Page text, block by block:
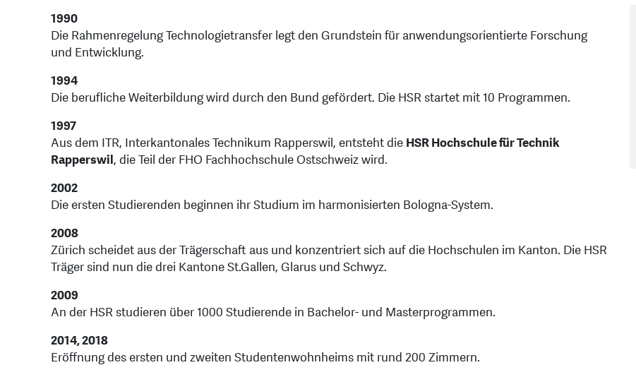
1990
Die Rahmenregelung Technologietransfer legt den Grundstein für anwendungsorientierte Forschung
und Entwicklung.
1994
Die berufliche Weiterbildung wird durch den Bund gefördert. Die HSR startet mit 10 Programmen.
1997
Aus dem ITR, Interkantonales Technikum Rapperswil, entsteht die HSR Hochschule für Technik
Rapperswil, die Teil der FHO Fachhochschule Ostschweiz wird.
2002
Die ersten Studierenden beginnen ihr Studium im harmonisierten Bologna-System.
2008
Zürich scheidet aus der Trägerschaft aus und konzentriert sich auf die Hochschulen im Kanton. Die HSR
Träger sind nun die drei Kantone St.Gallen, Glarus und Schwyz.
2009
An der HSR studieren über 1000 Studierende in Bachelor- und Masterprogrammen.
2014, 2018
Eröffnung des ersten und zweiten Studentenwohnheims mit rund 200 Zimmern.